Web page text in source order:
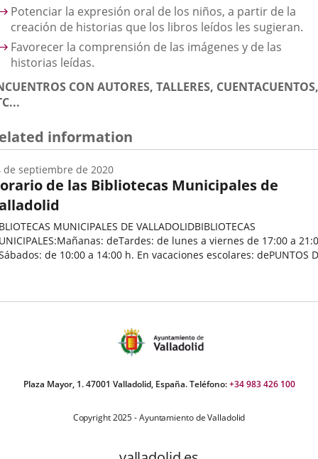
Potenciar la expresión oral de los niños, a partir de la
creación de historias que los libros leídos les sugieran.
Favorecer la comprensión de las imágenes y de las
historias leídas.
CON AUTORES, TALLERES, CUENTACUENTOS,
information
de las Bibliotecas Municipales de
MUNICIPALES DE VALLADOLIDBIBLIOTECAS
deTardes: de lunes a viernes de 17:00 a
de 10:00 a 14:00 h. En vacaciones escolares: dePUNTOS DE
de septiembre de 2020
Plaza Mayor, 1. 47001 Valladolid, España. Teléfono:+34 983 426 100
Copyright 2025 - Ayuntamiento de Valladolid